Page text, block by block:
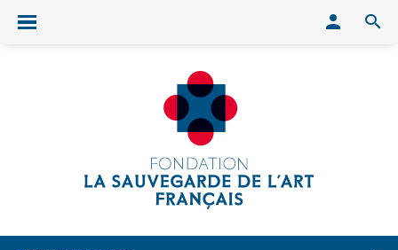
Ouvrir/fermer le menu